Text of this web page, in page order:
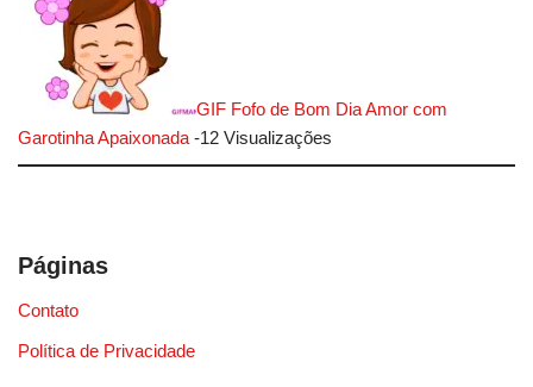
GIF Fofo de Bom Dia Amor com
Garotinha Apaixonada -12 Visualizações
Páginas
Contato
Política de Privacidade